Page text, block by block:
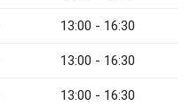
13:00 - 16:30
13:00 - 16:30
13:00 - 16:30